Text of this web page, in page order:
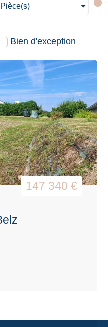
Pièce(s)
Bien d'exception
147 340 €